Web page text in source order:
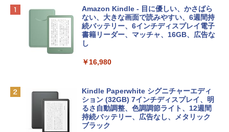
Apple 2026 MacBook Neo A18 Proチッ
プ搭載13インチノートブック：AIとAppl
e Intelligenceのために設計、Liquid Ret
inaディスプレイ、8GBユニファイドメモ
リ、512GB SSDストレージ、1080p Fac
ゴ
tomtoc 360°保護 15.6 16インチ パソコ
ンケース Dell NEC Lavie ASUS HP dyna
book Lenovo対応
Robloxギフトカード - 800 Robux 【限
定バーチャルアイテムを含む】 【オンラ
インゲームコード】 ロブロックス | オン
ラインコード版
定バーチャルアイテムを含む】 【オンラ
インゲームコード】 ロブロックス |オン
ラインコード版
￥1,600
生成AIパスポート公式テキスト 第４版
￥1,766
ズ (はぴーイラストLabo)
￥480
Amazon Kindle - 目に優しい、かさばら
ない、大きな画面で読みやすい、6週間持
続バッテリー、6インチディスプレイ電子
書籍リーダー、マッチャ、16GB、広告な
し
￥16,980
Kindle Paperwhite シグニチャーエディ
ション (32GB) 7インチディスプレイ、明
るさ自動調整、色調調節ライト、12週間
持続バッテリー、広告なし、メタリック
ブラック